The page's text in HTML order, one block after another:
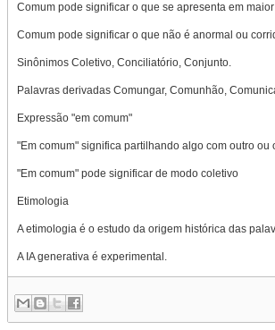
Comum pode significar o que se apresenta em
Comum pode significar o que não é anormal ou
Sinônimos Coletivo, Conciliatório, Conjunto.
Palavras derivadas Comungar, Comunhão,
Expressão "em comum"
"Em comum" significa partilhando algo com outro
"Em comum" pode significar de modo coletivo
Etimologia
A etimologia é o estudo da origem histórica das
A IA generativa é experimental.